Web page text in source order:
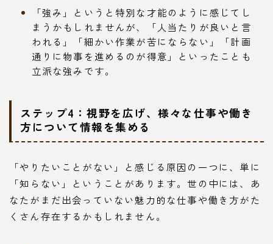
「強み」というと特別な才能のように感じてし
まうかもしれませんが、「人当たりが良いと言
われる」「細かい作業が苦にならない」「計画
通りに物事を進めるのが得意」といったことも
立派な強みです。
ステップ4：視野を広げ、様々な仕事や働き
方について情報を集める
「やりたいことがない」と感じる原因の一つに、単に
「知らない」ということがあります。世の中には、あ
なたがまだ出会っていない魅力的な仕事や働き方がた
くさん存在するかもしれません。